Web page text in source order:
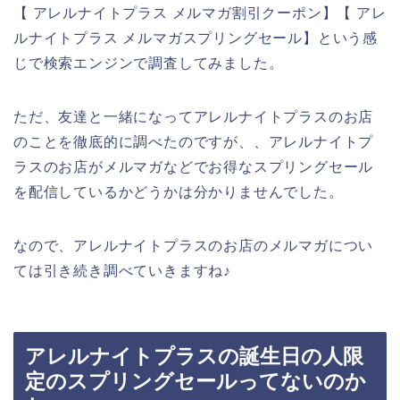
【 アレルナイトプラス メルマガ割引クーポン】【 アレ
ルナイトプラス メルマガスプリングセール】という感
じで検索エンジンで調査してみました。
ただ、友達と一緒になってアレルナイトプラスのお店
のことを徹底的に調べたのですが、、アレルナイトプ
ラスのお店がメルマガなどでお得なスプリングセール
を配信しているかどうかは分かりませんでした。
なので、アレルナイトプラスのお店のメルマガについ
ては引き続き調べていきますね♪
アレルナイトプラスの誕生日の人限
定のスプリングセールってないのか